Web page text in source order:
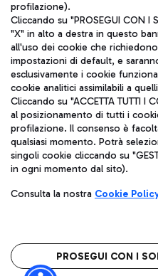
Aeroporti di Roma S.p.A. -
coordinamento di Mundys
Codice fiscale e Registro delle
IVA 06572251004
Capitale sociale 62.224.743,00
Sede legale: Via Pier Paolo
telefono +39 06 65951
Privacy policy
Mappa sito
profilazione).
Cliccando su "PROSEGUI CON I
"X" in alto a destra in questo
all'uso dei cookie che
impostazioni di default, e
esclusivamente i cookie
cookie analitici assimilabili a
Cliccando su "ACCETTA TUTTI I
al posizionamento di tutti i
profilazione. Il consenso è
qualsiasi momento. Potrà
singoli cookie cliccando su
in ogni momento dal sito).
Consulta la nostra Cookie
PROSEGUI CON I